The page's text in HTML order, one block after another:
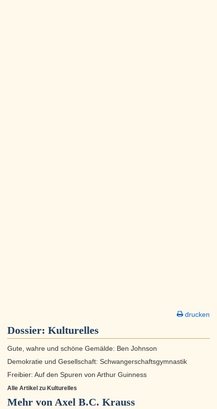
drucken
Dossier: Kulturelles
Gute, wahre und schöne Gemälde: Ben Johnson
Demokratie und Gesellschaft: Schwangerschaftsgymnastik
Freibier: Auf den Spuren von Arthur Guinness
Alle Artikel zu Kulturelles
Mehr von Axel B.C. Krauss